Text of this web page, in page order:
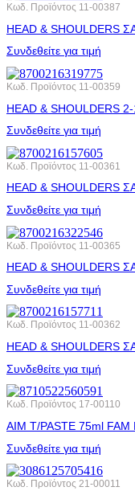
Κωδ. Προϊόντος 11-00387
HEAD & SHOULDERS
Συνδεθείτε για τιμή
Κωδ. Προϊόντος 11-00359
HEAD & SHOULDERS
Συνδεθείτε για τιμή
Κωδ. Προϊόντος 11-00361
HEAD & SHOULDERS
Συνδεθείτε για τιμή
Κωδ. Προϊόντος 11-00365
HEAD & SHOULDERS
Συνδεθείτε για τιμή
Κωδ. Προϊόντος 11-00362
HEAD & SHOULDERS
Συνδεθείτε για τιμή
Κωδ. Προϊόντος 17-00110
AIM T/PASTE 75ml
Συνδεθείτε για τιμή
Κωδ. Προϊόντος 21-00011